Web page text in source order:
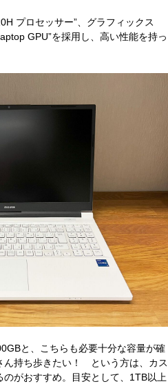
プロセッサー”、グラフィックス
GPU”を採用し、高い性能を持っ
と、こちらも必要十分な容量が確
ん持ち歩きたい！ という方は、カス
のがおすすめ。目安として、1TB以上